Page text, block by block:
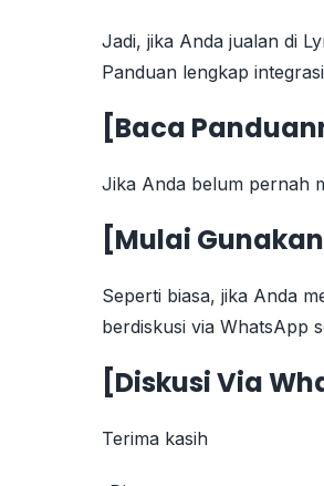
Jadi, jika Anda jualan di
Panduan lengkap
[Baca
Jika Anda belum pernah
[Mulai Gunakan
Seperti biasa, jika Anda
berdiskusi via WhatsApp
[Diskusi Via
Terima kasih